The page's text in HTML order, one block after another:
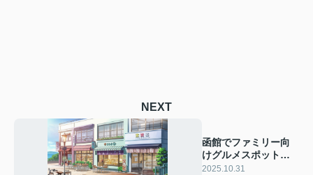
NEXT
函館でファミリー向
けグルメスポットは
どこ？家族や友人と
2025.10.31